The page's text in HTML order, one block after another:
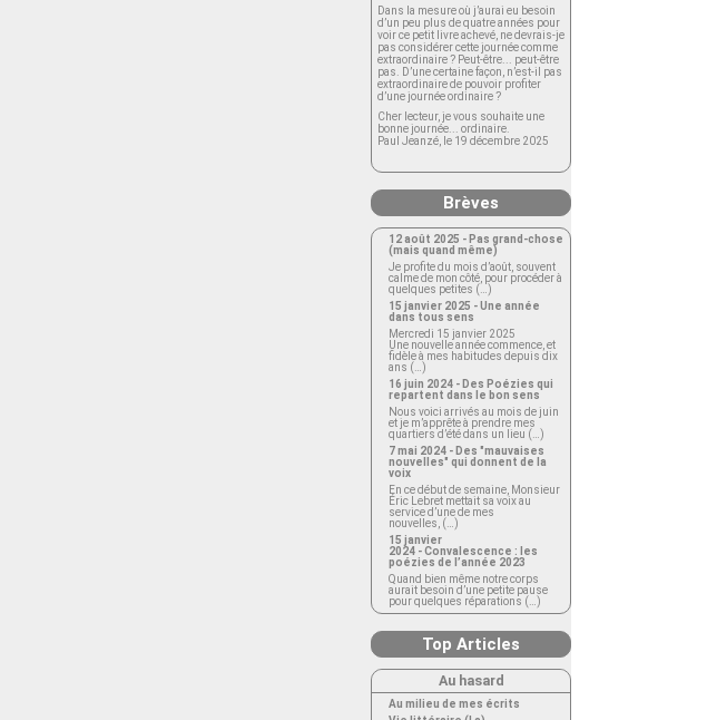
Dans la mesure où j’aurai eu besoin
d’un peu plus de quatre années pour
voir ce petit livre achevé, ne devrais-je
pas considérer cette journée comme
extraordinaire ? Peut-être... peut-être
pas. D’une certaine façon, n’est-il pas
extraordinaire de pouvoir profiter
d’une journée ordinaire ?
Cher lecteur, je vous souhaite une
bonne journée... ordinaire.
Paul Jeanzé, le 19 décembre 2025
Brèves
12 août 2025 - Pas grand-chose
(mais quand même)
Je profite du mois d’août, souvent
calme de mon côté, pour procéder à
quelques petites (…)
15 janvier 2025 - Une année
dans tous sens
Mercredi 15 janvier 2025
Une nouvelle année commence, et
fidèle à mes habitudes depuis dix
ans (…)
16 juin 2024 - Des Poézies qui
repartent dans le bon sens
Nous voici arrivés au mois de juin
et je m’apprête à prendre mes
quartiers d’été dans un lieu (…)
7 mai 2024 - Des "mauvaises
nouvelles" qui donnent de la
voix
En ce début de semaine, Monsieur
Éric Lebret mettait sa voix au
service d’une de mes
nouvelles, (…)
15 janvier
2024 - Convalescence : les
poézies de l’année 2023
Quand bien même notre corps
aurait besoin d’une petite pause
pour quelques réparations (…)
Top Articles
Au hasard
Au milieu de mes écrits